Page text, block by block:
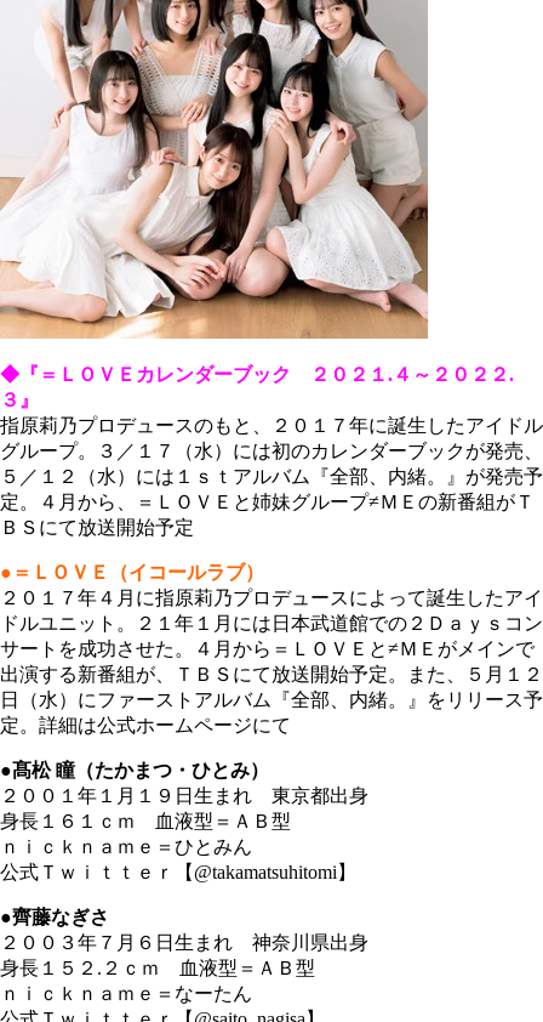
◆『＝ＬＯＶＥカレンダーブック ２０２１.４～２０２２.
３』
指原莉乃プロデュースのもと、２０１７年に誕生したアイドル
グループ。３／１７（水）には初のカレンダーブックが発売、
５／１２（水）には１ｓｔアルバム『全部、内緒。』が発売予
定。４月から、＝ＬＯＶＥと姉妹グループ≠ＭＥの新番組がＴ
ＢＳにて放送開始予定
●＝ＬＯＶＥ（イコールラブ）
２０１７年４月に指原莉乃プロデュースによって誕生したアイ
ドルユニット。２１年１月には日本武道館での２Ｄａｙｓコン
サートを成功させた。４月から＝ＬＯＶＥと≠ＭＥがメインで
出演する新番組が、ＴＢＳにて放送開始予定。また、５月１２
日（水）にファーストアルバム『全部、内緒。』をリリース予
定。詳細は公式ホームページにて
●髙松 瞳（たかまつ・ひとみ）
２００１年１月１９日生まれ 東京都出身
身長１６１ｃｍ 血液型＝ＡＢ型
ｎｉｃｋｎａｍｅ＝ひとみん
公式Ｔｗｉｔｔｅｒ【@takamatsuhitomi】
●齊藤なぎさ
２００３年７月６日生まれ 神奈川県出身
身長１５２.２ｃｍ 血液型＝ＡＢ型
ｎｉｃｋｎａｍｅ＝なーたん